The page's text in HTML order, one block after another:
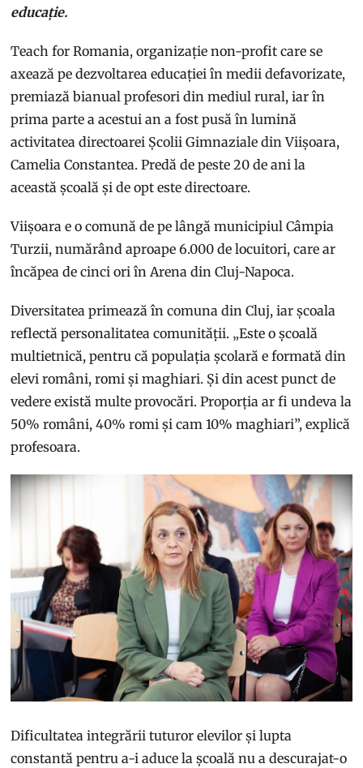
educație.
Teach for Romania, organizație non-profit care se
axează pe dezvoltarea educației în medii defavorizate,
premiază bianual profesori din mediul rural, iar în
prima parte a acestui an a fost pusă în lumină
activitatea directoarei Școlii Gimnaziale din Viișoara,
Camelia Constantea. Predă de peste 20 de ani la
această școală și de opt este directoare.
Viișoara e o comună de pe lângă municipiul Câmpia
Turzii, numărând aproape 6.000 de locuitori, care ar
încăpea de cinci ori în Arena din Cluj-Napoca.
Diversitatea primează în comuna din Cluj, iar școala
reflectă personalitatea comunității. „Este o școală
multietnică, pentru că populația școlară e formată din
elevi români, romi și maghiari. Și din acest punct de
vedere există multe provocări. Proporția ar fi undeva la
50% români, 40% romi și cam 10% maghiari”, explică
profesoara.
Dificultatea integrării tuturor elevilor și lupta
constantă pentru a-i aduce la școală nu a descurajat-o